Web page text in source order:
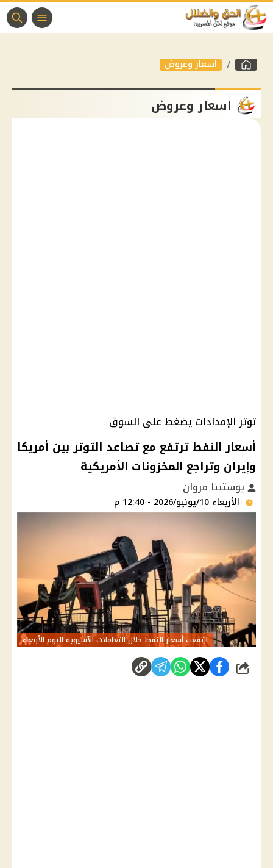
اسعار وعروض
اسعار وعروض
توتر الإمدادات يضغط على السوق
أسعار النفط ترتفع مع تصاعد التوتر بين أمريكا
وإيران وتراجع المخزونات الأمريكية
يوستينا مروان
الأربعاء 10/يونيو/2026 - 12:40 م
ارتفعت أسعار النفط خلال التعاملات الآسيوية اليوم الأربعاء
شارك